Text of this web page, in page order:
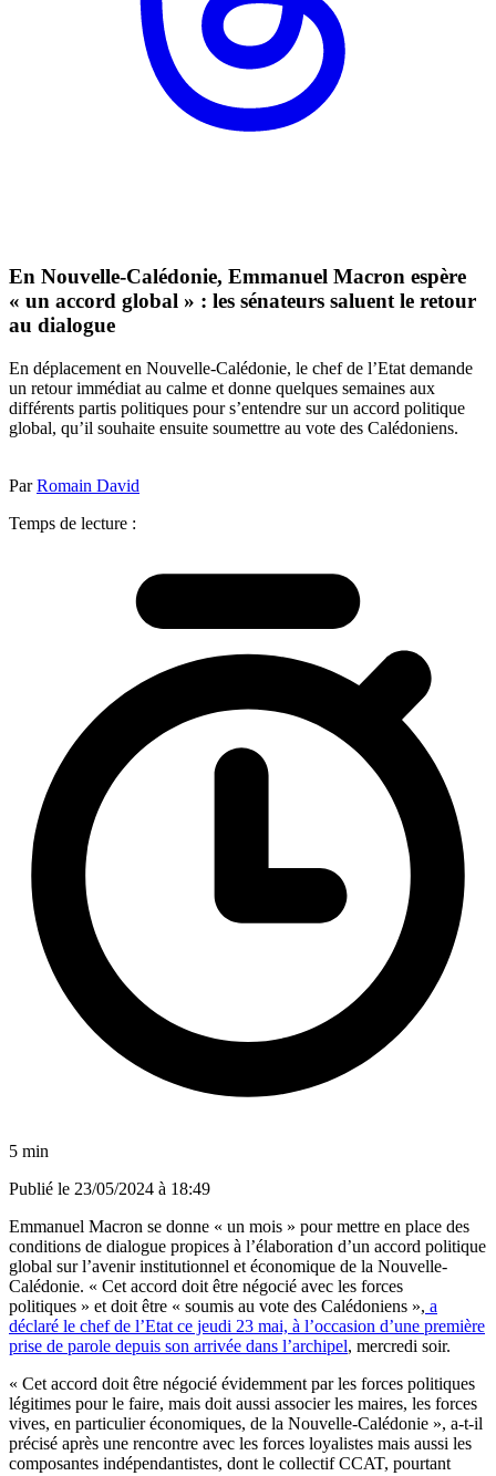
En Nouvelle-Calédonie, Emmanuel Macron espère
« un accord global » : les sénateurs saluent le retour
au dialogue
En déplacement en Nouvelle-Calédonie, le chef de l’Etat demande
un retour immédiat au calme et donne quelques semaines aux
différents partis politiques pour s’entendre sur un accord politique
global, qu’il souhaite ensuite soumettre au vote des Calédoniens.
ParRomain David
Temps de lecture :
5 min
Publié le 23/05/2024 à 18:49
Emmanuel Macron se donne « un mois » pour mettre en place des
conditions de dialogue propices à l’élaboration d’un accord politique
global sur l’avenir institutionnel et économique de la Nouvelle-
Calédonie. « Cet accord doit être négocié avec les forces
politiques » et doit être « soumis au vote des Calédoniens », a
déclaré le chef de l’Etat ce jeudi 23 mai, à l’occasion d’une première
prise de parole depuis son arrivée dans l’archipel, mercredi soir.
« Cet accord doit être négocié évidemment par les forces politiques
légitimes pour le faire, mais doit aussi associer les maires, les forces
vives, en particulier économiques, de la Nouvelle-Calédonie », a-t-il
précisé après une rencontre avec les forces loyalistes mais aussi les
composantes indépendantistes, dont le collectif CCAT, pourtant